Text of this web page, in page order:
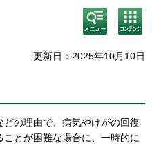
検
索・
メニ
コン
テン
ニュ
更新日：2025年10月10日
の理由で、病気やけがの回復
とが困難な場合に、一時的に